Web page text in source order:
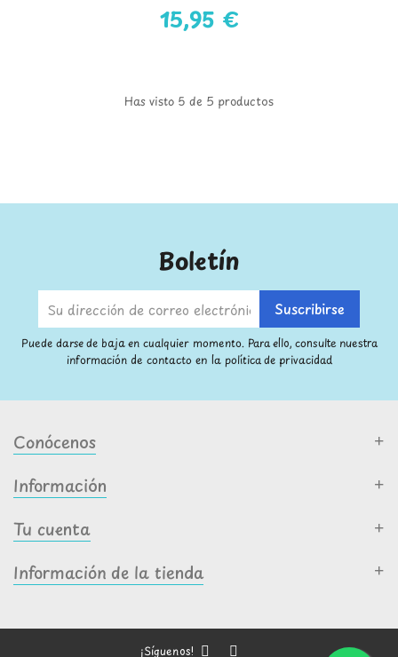
15,95 €
Has visto 5 de 5 productos
Boletín
Puede darse de baja en cualquier momento. Para ello, consulte nuestra
información de contacto en la política de privacidad
Conócenos
Información
Tu cuenta
Información de la tienda
¡Síguenos!